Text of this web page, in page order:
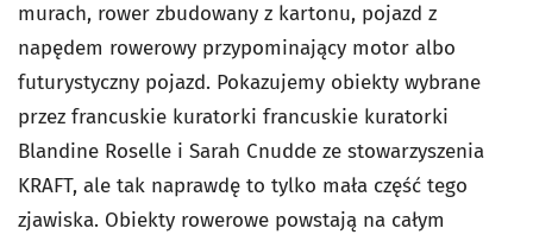
murach, rower zbudowany z kartonu, pojazd z
napędem rowerowy przypominający motor albo
futurystyczny pojazd. Pokazujemy obiekty wybrane
przez francuskie kuratorki francuskie kuratorki
Blandine Roselle i Sarah Cnudde ze stowarzyszenia
KRAFT, ale tak naprawdę to tylko mała część tego
zjawiska. Obiekty rowerowe powstają na całym